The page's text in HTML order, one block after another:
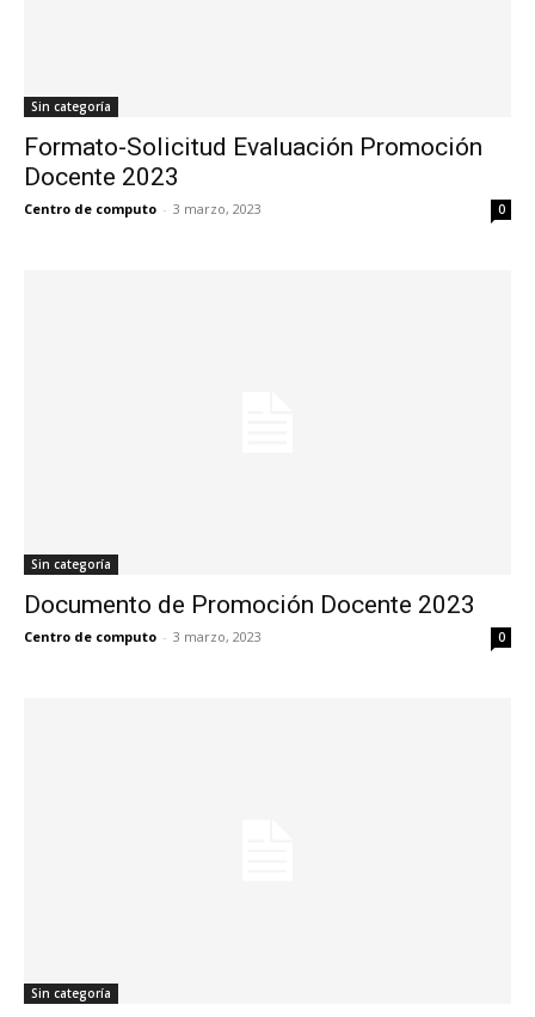
Sin categoría
Formato-Solicitud Evaluación Promoción
Docente 2023
Centro de computo - 3 marzo, 2023 0
Sin categoría
Documento de Promoción Docente 2023
Centro de computo - 3 marzo, 2023 0
Sin categoría